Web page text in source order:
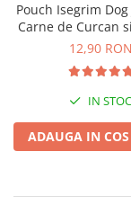
Pouch Isegrim
Carne de Curcan
Gr
12,90 RON
IN STOC
ADAUGA IN COS